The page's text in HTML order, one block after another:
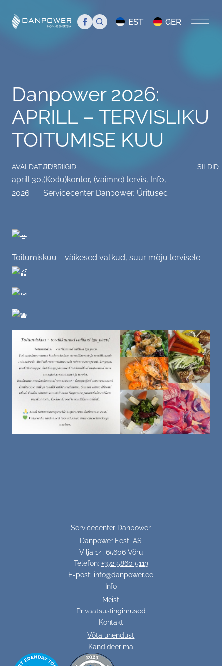
MEIST
Tutvustus
Danpower meedias
TIIM
Liikmed
Töökuulutus
BLOGI
Servicecenter Danpower
Üritused
SC soovitab - raamat, film, retsept...
Üritused
Büroo
Aktsioonid
Varia
Search EST GER
Danpower 2026:
APRILL – TERVISLIKU
TOITUMISE KUU
AVALDATUD
aprill 30,
2026
RUBRIIGID
(Kodu)kontor, (vaimne) tervis, Info,
Servicecenter Danpower, Üritused
SILDID
Toitumiskuu – väikesed valikud, suur mõju tervisele
Servicecenter Danpower
Danpower Eesti AS
Vilja 14, 65606 Võru
Telefon: +372 5860 5113
E-post: info@danpower.ee
Info
Meist
Privaatsustingimused
Kontakt
Võta ühendust
Kandideerima